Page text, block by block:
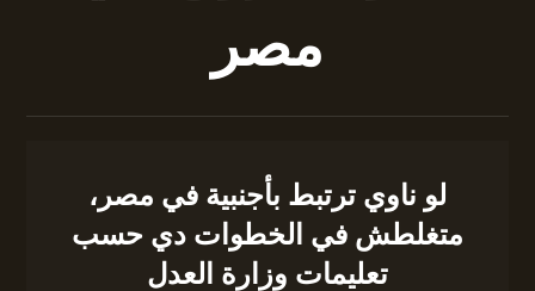
مصر
لو ناوي ترتبط بأجنبية في مصر،
متغلطش في الخطوات دي حسب
تعليمات وزارة العدل